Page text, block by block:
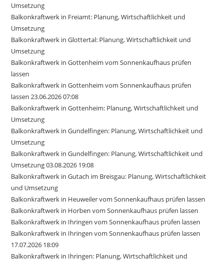
Umsetzung
Balkonkraftwerk in Freiamt: Planung, Wirtschaftlichkeit und
Umsetzung
Balkonkraftwerk in Glottertal: Planung, Wirtschaftlichkeit und
Umsetzung
Balkonkraftwerk in Gottenheim vom Sonnenkaufhaus prüfen
lassen
Balkonkraftwerk in Gottenheim vom Sonnenkaufhaus prüfen
lassen 23.06.2026 07:08
Balkonkraftwerk in Gottenheim: Planung, Wirtschaftlichkeit und
Umsetzung
Balkonkraftwerk in Gundelfingen: Planung, Wirtschaftlichkeit und
Umsetzung
Balkonkraftwerk in Gundelfingen: Planung, Wirtschaftlichkeit und
Umsetzung 03.08.2026 19:08
Balkonkraftwerk in Gutach im Breisgau: Planung, Wirtschaftlichkeit
und Umsetzung
Balkonkraftwerk in Heuweiler vom Sonnenkaufhaus prüfen lassen
Balkonkraftwerk in Horben vom Sonnenkaufhaus prüfen lassen
Balkonkraftwerk in Ihringen vom Sonnenkaufhaus prüfen lassen
Balkonkraftwerk in Ihringen vom Sonnenkaufhaus prüfen lassen
17.07.2026 18:09
Balkonkraftwerk in Ihringen: Planung, Wirtschaftlichkeit und